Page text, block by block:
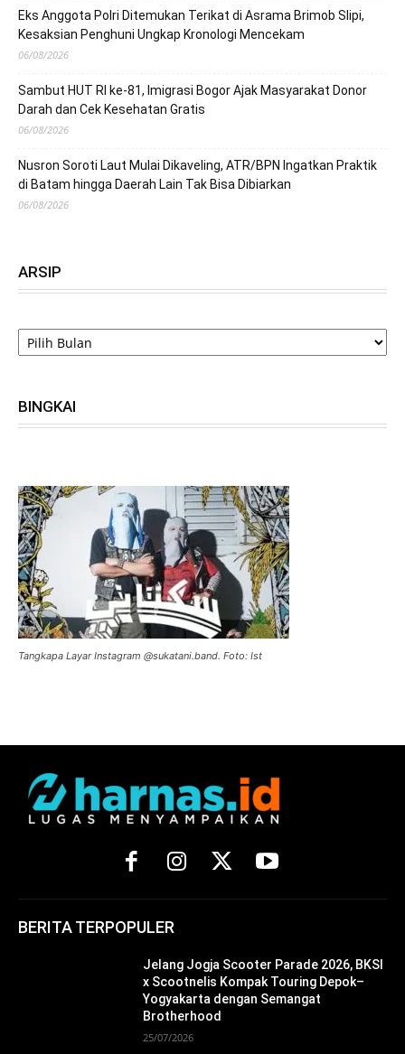
Eks Anggota Polri Ditemukan Terikat di Asrama Brimob Slipi,
Kesaksian Penghuni Ungkap Kronologi Mencekam
06/08/2026
Sambut HUT RI ke-81, Imigrasi Bogor Ajak Masyarakat Donor
Darah dan Cek Kesehatan Gratis
06/08/2026
Nusron Soroti Laut Mulai Dikaveling, ATR/BPN Ingatkan Praktik
di Batam hingga Daerah Lain Tak Bisa Dibiarkan
06/08/2026
ARSIP
ARSIP
BINGKAI
Tangkapa Layar Instagram @sukatani.band. Foto: Ist
BERITA TERPOPULER
Jelang Jogja Scooter Parade 2026, BKSI
x Scootnelis Kompak Touring Depok–
Yogyakarta dengan Semangat
Brotherhood
25/07/2026